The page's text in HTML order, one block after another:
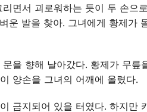
면서 괴로워하는 듯이 두 손으
운 발을 찾아. 그녀에게 황제가
을 향해 날아갔다. 황제가 무
양손을 그녀의 어깨에 올렸다.
금지되어 있을 터였다. 하지만